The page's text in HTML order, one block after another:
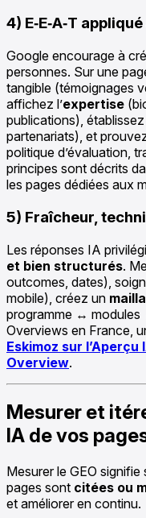
4) E‑E‑A‑T
Google encourage à
personnes. Sur une
tangible (témoignages
affichez l’expertise
publications), établissez
partenariats), et
politique d’évaluation,
principes sont décrits
les pages dédiées aux
5) Fraîcheur,
Les réponses IA
et bien structurés.
outcomes, dates),
mobile), créez un
programme ↔
Overviews en France,
Eskimoz sur l’Aperçu
Overview.
Mesurer et
IA de vos
Mesurer le GEO
pages sont citées ou
et améliorer en continu.